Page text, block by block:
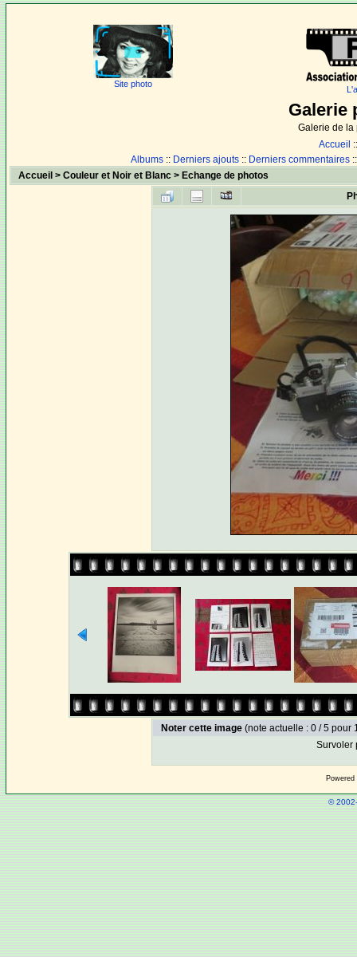
Site photo
Galerie
Galerie de la
Accueil
Albums :: Derniers ajouts :: Derniers commentaires
Accueil >Couleur et Noir et Blanc > Echange de photos
Noter cette image (note actuelle : 0 / 5 pour
Survoler
©